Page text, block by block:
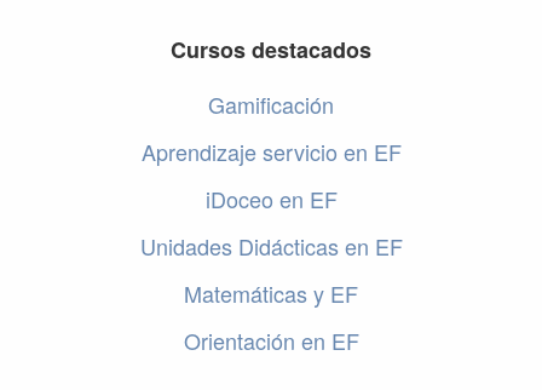
Cursos destacados
Gamificación
Aprendizaje servicio en EF
iDoceo en EF
Unidades Didácticas en EF
Matemáticas y EF
Orientación en EF